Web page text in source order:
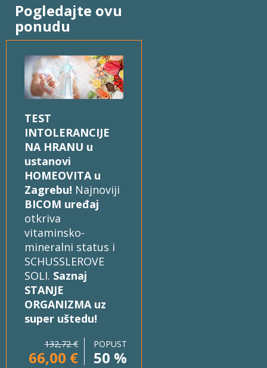
Pogledajte ovu
ponudu
TEST
INTOLERANCIJE
NA HRANU u
ustanovi
HOMEOVITA u
Zagrebu! Najnoviji
BICOM uređaj
otkriva
vitaminsko-
mineralni status i
SCHUSSLEROVE
SOLI. Saznaj
STANJE
ORGANIZMA uz
super uštedu!
132,72 €
66,00 €
POPUST
50 %